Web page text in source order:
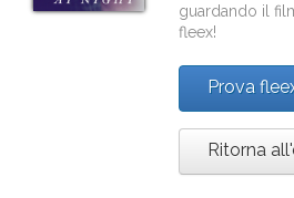
guardando il
fleex!
Prova
Ritorna